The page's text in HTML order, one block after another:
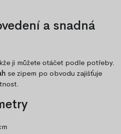
a snadná
ji můžete otáčet podle potřeby.
se zipem po obvodu zajišťuje